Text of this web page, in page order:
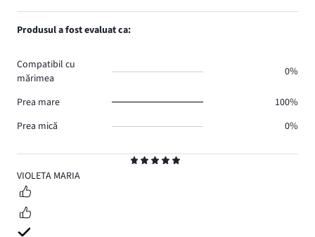
5
VIOLETA MARIA
Produsul a fost evaluat ca:
Compatibil cu
mărimea
0%
Prea mare
100%
Prea mică
0%